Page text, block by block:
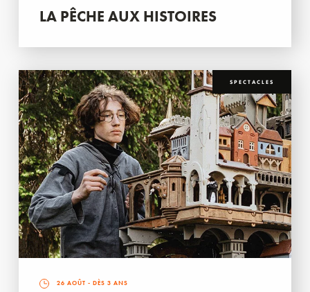
LA PÊCHE AUX HISTOIRES
SPECTACLES
26 AOÛT - DÈS 3 ANS